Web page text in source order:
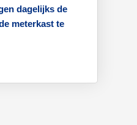
dagelijks de
meterkast te